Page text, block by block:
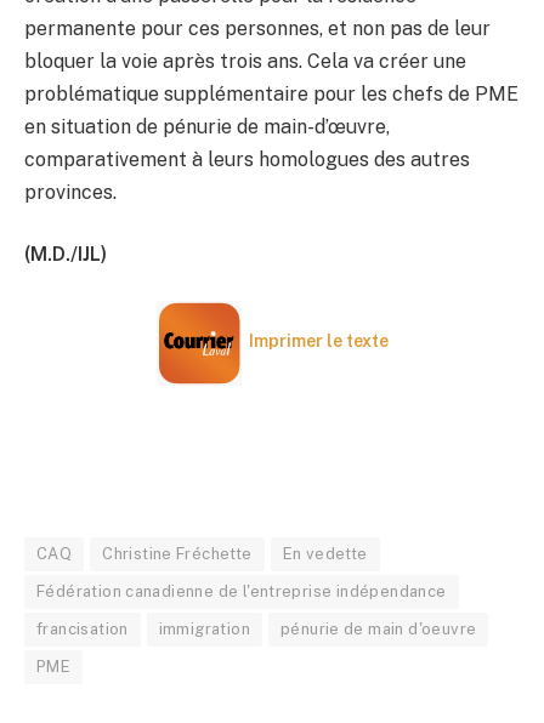
permanente pour ces personnes, et non pas de leur
bloquer la voie après trois ans. Cela va créer une
problématique supplémentaire pour les chefs de PME
en situation de pénurie de main-d’œuvre,
comparativement à leurs homologues des autres
provinces.
(M.D./IJL)
Imprimer le texte
CAQ Christine Fréchette En vedette
Fédération canadienne de l'entreprise indépendance
francisation immigration pénurie de main d'oeuvre
PME